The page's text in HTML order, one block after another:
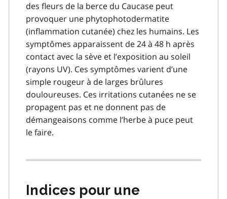
des fleurs de la berce du Caucase peut
provoquer une phytophotodermatite
(inflammation cutanée) chez les humains. Les
symptômes apparaissent de 24 à 48 h après
contact avec la sève et l’exposition au soleil
(rayons UV). Ces symptômes varient d’une
simple rougeur à de larges brûlures
douloureuses. Ces irritations cutanées ne se
propagent pas et ne donnent pas de
démangeaisons comme l’herbe à puce peut
le faire.
Indices pour une